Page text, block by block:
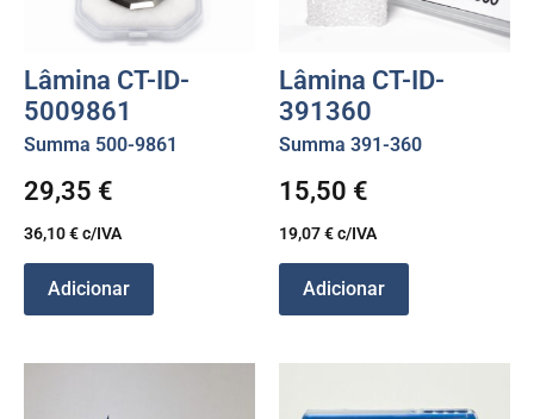
Lâmina CT-ID-
5009861
Summa 500-9861
29,35 €
36,10€c/IVA
Adicionar
Lâmina CT-ID-
391360
Summa 391-360
15,50 €
19,07€c/IVA
Adicionar